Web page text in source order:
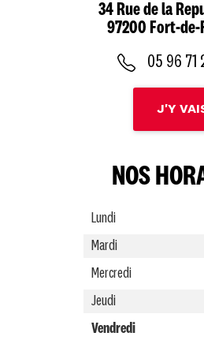
34 Rue de la
97200 Fort-de-
05 96 71
J'Y
NOS
Lundi
Mardi
Mercredi
Jeudi
Vendredi